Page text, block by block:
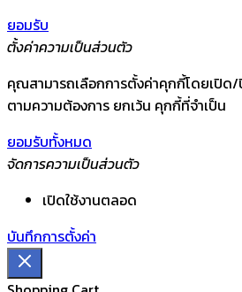
ยอมรับ
ตั้งค่าความเป็นส่วนตัว
คุณสามารถเลือกการตั้งค่าคุกกี้โดยเปิด/
ตามความต้องการ ยกเว้น คุกกี้ที่จำเป็น
ยอมรับทั้งหมด
จัดการความเป็นส่วนตัว
เปิดใช้งานตลอด
บันทึกการตั้งค่า